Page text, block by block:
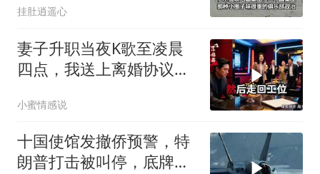
挂肚逍遥心
妻子升职当夜K歌至凌晨
四点，我送上离婚协议果
口：我们谈谈
小蜜情感说
十国使馆发撤侨预警，特
朗普打击被叫停，底牌将